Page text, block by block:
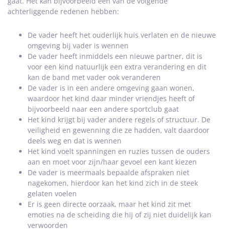
achterliggende redenen hebben:
De vader heeft het ouderlijk huis verlaten en de nieuwe
omgeving bij vader is wennen
De vader heeft inmiddels een nieuwe partner, dit is
voor een kind natuurlijk een extra verandering en dit
kan de band met vader ook veranderen
De vader is in een andere omgeving gaan wonen,
waardoor het kind daar minder vriendjes heeft of
bijvoorbeeld naar een andere sportclub gaat
Het kind krijgt bij vader andere regels of structuur. De
veiligheid en gewenning die ze hadden, valt daardoor
deels weg en dat is wennen
Het kind voelt spanningen en ruzies tussen de ouders
aan en moet voor zijn/haar gevoel een kant kiezen
De vader is meermaals bepaalde afspraken niet
nagekomen, hierdoor kan het kind zich in de steek
gelaten voelen
Er is geen directe oorzaak, maar het kind zit met
emoties na de scheiding die hij of zij niet duidelijk kan
verwoorden